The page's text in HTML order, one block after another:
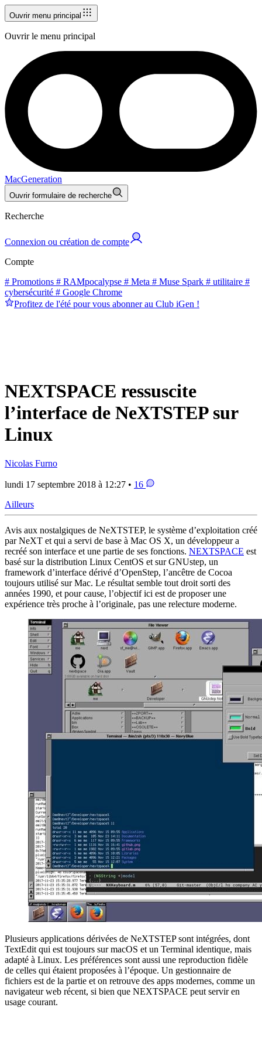
Ouvrir menu principal
Ouvrir le menu principal
MacGeneration
Ouvrir formulaire de recherche
Recherche
Connexion ou création de compte
Compte
# Promotions # RAMpocalypse # Meta # Muse Spark # utilitaire #
cybersécurité # Google Chrome
Profitez de l'été pour vous abonner au Club iGen !
NEXTSPACE ressuscite
l’interface de NeXTSTEP sur
Linux
Nicolas Furno
lundi 17 septembre 2018 à 12:27 • 16
Ailleurs
Avis aux nostalgiques de NeXTSTEP, le système d’exploitation créé
par NeXT et qui a servi de base à Mac OS X, un développeur a
recréé son interface et une partie de ses fonctions. NEXTSPACE est
basé sur la distribution Linux CentOS et sur GNUstep, un
framework d’interface dérivé d’OpenStep, l’ancêtre de Cocoa
toujours utilisé sur Mac. Le résultat semble tout droit sorti des
années 1990, et pour cause, l’objectif ici est de proposer une
expérience très proche à l’originale, pas une relecture moderne.
Plusieurs applications dérivées de NeXTSTEP sont intégrées, dont
TextEdit qui est toujours sur macOS et un Terminal identique, mais
adapté à Linux. Les préférences sont aussi une reproduction fidèle
de celles qui étaient proposées à l’époque. Un gestionnaire de
fichiers est de la partie et on retrouve des apps modernes, comme un
navigateur web récent, si bien que NEXTSPACE peut servir en
usage courant.